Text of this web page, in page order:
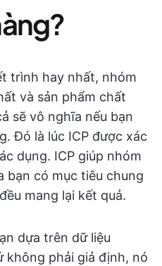
trình hay nhất, nhóm
và sản phẩm chất
sẽ vô nghĩa nếu bạn
Đó là lúc ICP được xác
dụng. ICP giúp nhóm
bạn có mục tiêu chung
mang lại kết quả.
dựa trên dữ liệu
không phải giả định, nó